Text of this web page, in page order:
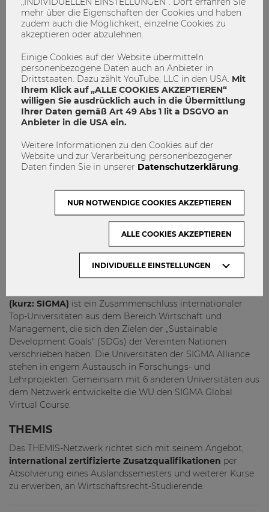
Verantwortung und Nachhaltigkeit in der
Managementausbildung beschäftigt. Die WU ist seit 2014
Mitglied im Netzwerk und orientiert sich in ihrer Arbeit an
den 6 Prinzipien von PRME. Das Vorlegen von
Updatereportsist ein Bestandteil der Netzwerkaktivität; im
Sinne des Voneinander-Lernens teilen Universitäten so ihre
Best-Practices.
PIM
dabei handelt es sich um eine 1973 gegründete Vereinigung
renommierter internationaler Business-Schools, die sich
durch gemeinsame Studienprogramme sowie
Besonders hervorzuheben ist, dass die WU ist als einzige
österreichische Universität Mitglied dieses exklusiven
(kurz: SIGMA) ist ein Zusammenschluss internationaler
Top-Universitäten aus dem Bereich Wirtschaft und
Management, die sich den Zielen der „Sustainable
Development Goals“ (SDGs) der Vereinten Nationen
verschrieben haben. Die Universitäten der SIGMA Alliance
stehen in engem Austausch in Forschungs- und
Lehrprojekten. Gemeinsam mit 6 anderen Universitäten aus
dem Netzwerk entwickelte die WU den SIGMA Global
Virtual Course.
THEMIS
Das THEMIS-Netzwerk richtet sich mit seinem Angebot,
international zertifizierte Zusatzqualifikationen per
Absolvierung eines Auslandssemesters und weiterer Kurse
zu erwerben, an Wirtschaftsrecht-Studierende.
mehr über die Eigenschaften der Cookies und haben
zudem auch die Möglichkeit, einzelne Cookies zu
akzeptieren oder abzulehnen.
Einige Cookies auf der Website übermitteln
personenbezogene Daten auch an Anbieter in
Drittstaaten. Dazu zählt YouTube, LLC in den USA. Mit
Ihrem Klick auf „ALLE COOKIES AKZEPTIEREN“
willigen Sie ausdrücklich auch in die Übermittlung
Ihrer Daten gemäß Art 49 Abs 1 lit a DSGVO an
Anbieter in die USA ein.
Weitere Informationen zu den Cookies auf der
Website und zur Verarbeitung personenbezogener
Daten finden Sie in unserer Datenschutzerklärung
INDIVIDUELLE EINSTELLUNGEN
NUR NOTWENDIGE COOKIES AKZEPTIEREN
ALLE COOKIES AKZEPTIEREN